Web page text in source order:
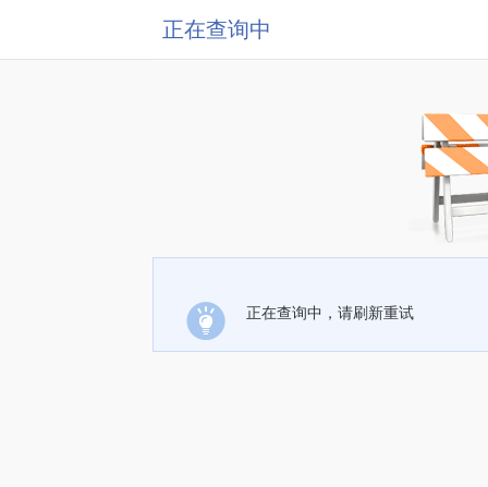
正在查询中
正在查询中，请刷新重试